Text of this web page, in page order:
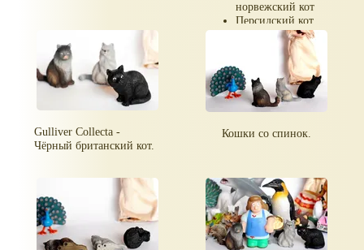
норвежский кот
Персидский кот
Gulliver Collecta -
Чёрный британский кот.
Кошки со спинок.